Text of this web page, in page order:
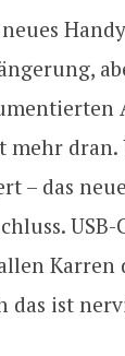
mehr dran.
– das
Karren
das ist